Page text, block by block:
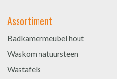
Assortiment
Badkamermeubel hout
Waskom natuursteen
Wastafels